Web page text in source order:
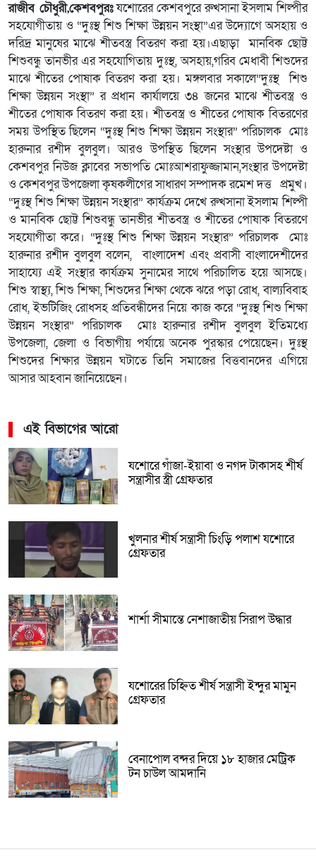
রাজীব চৌধুরী,কেশবপুরঃযশোরের কেশবপুরে রুখসানা ইসলাম শিল্পীর
সহযোগীতায় ও “দুঃস্থ শিশু শিক্ষা উন্নয়ন সংস্থা”এর উদ্যোগে অসহায় ও
দরিদ্র মানুষের মাঝে শীতবস্ত্র বিতরণ করা হয়।এছাড়া মানবিক ছোট্ট
শিশুবন্ধু তানভীর এর সহযোগিতায় দুঃস্থ, অসহায়,গরিব মেধাবী শিশুদের
মাঝে শীতের পোষাক বিতরণ করা হয়। মঙ্গলবার সকালে”দুঃস্থ শিশু
শিক্ষা উন্নয়ন সংস্থা” র প্রধান কার্যালয়ে ৩৪ জনের মাঝে শীতবস্ত্র ও
শীতের পোষাক বিতরণ করা হয়। শীতবস্ত্র ও শীতের পোষাক বিতরণের
সময় উপস্থিত ছিলেন “দুঃস্থ শিশু শিক্ষা উন্নয়ন সংস্থার” পরিচালক মোঃ
হারুনার রশীদ বুলবুল। আরও উপস্থিত ছিলেন সংস্থার উপদেষ্টা ও
কেশবপুর নিউজ ক্লাবের সভাপতি মোঃআশরাফুজ্জামান,সংস্থার উপদেষ্টা
ও কেশবপুর উপজেলা কৃষকলীগের সাধারণ সম্পাদক রমেশ দত্ত প্রমুখ।
“দুঃস্থ শিশু শিক্ষা উন্নয়ন সংস্থার” কার্যক্রম দেখে রুখসানা ইসলাম শিল্পী
ও মানবিক ছোট্ট শিশুবন্ধু তানভীর শীতবস্ত্র ও শীতের পোষাক বিতরণে
সহযোগীতা করে। “দুঃস্থ শিশু শিক্ষা উন্নয়ন সংস্থার” পরিচালক মোঃ
হারুনার রশীদ বুলবুল বলেন, বাংলাদেশ এবং প্রবাসী বাংলাদেশীদের
সাহায্যে এই সংস্থার কার্যক্রম সুনামের সাথে পরিচালিত হয়ে আসছে।
শিশু স্বাস্থ্য, শিশু শিক্ষা, শিশুদের শিক্ষা থেকে ঝরে পড়া রোধ, বাল্যবিবাহ
রোধ, ইভটিজিং রোধসহ প্রতিবন্ধীদের নিয়ে কাজ করে “দুঃস্থ শিশু শিক্ষা
উন্নয়ন সংস্থার” পরিচালক মোঃ হারুনার রশীদ বুলবুল ইতিমধ্যে
উপজেলা, জেলা ও বিভাগীয় পর্যায়ে অনেক পুরস্কার পেয়েছেন। দুঃস্থ
শিশুদের শিক্ষার উন্নয়ন ঘটাতে তিনি সমাজের বিত্তবানদের এগিয়ে
আসার আহবান জানিয়েছেন।
এই বিভাগের আরো
যশোরে গাঁজা-ইয়াবা ও নগদ টাকাসহ শীর্ষ
সন্ত্রাসীর স্ত্রী গ্রেফতার
খুলনার শীর্ষ সন্ত্রাসী চিংড়ি পলাশ যশোরে
গ্রেফতার
শার্শা সীমান্তে নেশাজাতীয় সিরাপ উদ্ধার
যশোরের চিহ্নিত শীর্ষ সন্ত্রাসী ইন্দুর মামুন
গ্রেফতার
বেনাপোল বন্দর দিয়ে ১৮ হাজার মেট্রিক
টন চাউল আমদানি